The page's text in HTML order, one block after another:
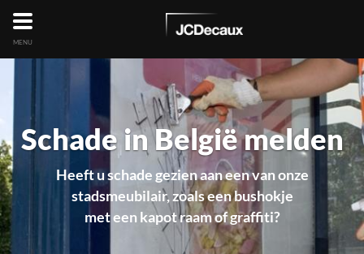
MENU
Schade in België melden
Heeft u schade gezien aan een van onze
stadsmeubilair, zoals een bushokje
met een kapot raam of graffiti?